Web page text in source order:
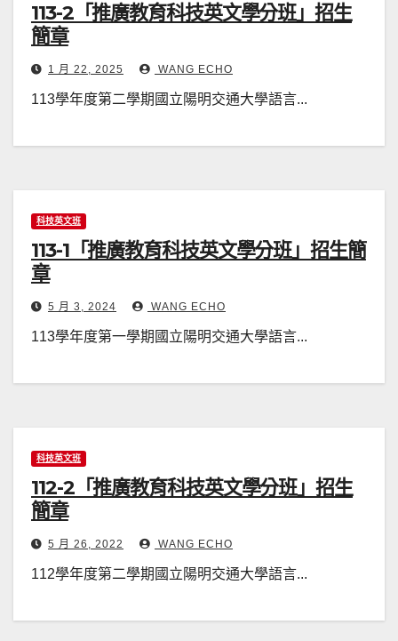
113-2「推廣教育科技英文學分班」招生
簡章
1 月 22, 2025 WANG ECHO
113學年度第二學期國立陽明交通大學語言...
科技英文班
113-1「推廣教育科技英文學分班」招生簡
章
5 月 3, 2024 WANG ECHO
113學年度第一學期國立陽明交通大學語言...
科技英文班
112-2「推廣教育科技英文學分班」招生
簡章
5 月 26, 2022 WANG ECHO
112學年度第二學期國立陽明交通大學語言...